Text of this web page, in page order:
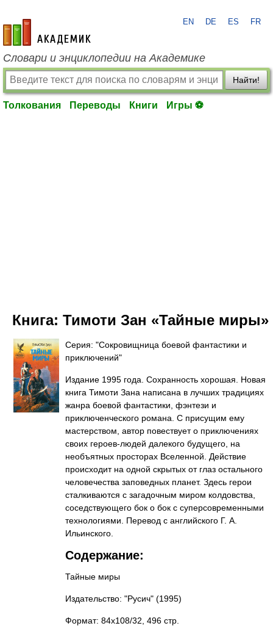
academic.ru
EN DE ES FR
Словари и энциклопедии на Академике
Найти!
Толкования Переводы Книги Игры ⚽
Книга: Тимоти Зан «Тайные миры»
Серия: "Сокровищница боевой фантастики и
приключений"
Издание 1995 года. Сохранность хорошая. Новая
книга Тимоти Зана написана в лучших традициях
жанра боевой фантастики, фэнтези и
приключенческого романа. С присущим ему
мастерством, автор повествует о приключениях
своих героев-людей далекого будущего, на
необъятных просторах Вселенной. Действие
происходит на одной скрытых от глаз остального
человечества заповедных планет. Здесь герои
сталкиваются с загадочным миром колдовства,
соседствующего бок о бок с суперсовременными
технологиями. Перевод с английского Г. А.
Ильинского.
Содержание:
Тайные миры
Издательство: "Русич" (1995)
Формат: 84x108/32, 496 стр.